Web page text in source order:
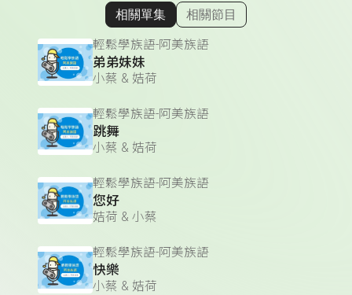
顯示相關單集
相關單集 相關節目
輕鬆學族語-阿美族語
弟弟妹妹
小蔡 & 姞荷
輕鬆學族語-阿美族語
跳舞
小蔡 & 姞荷
輕鬆學族語-阿美族語
您好
姞荷 & 小蔡
輕鬆學族語-阿美族語
快樂
小蔡 & 姞荷